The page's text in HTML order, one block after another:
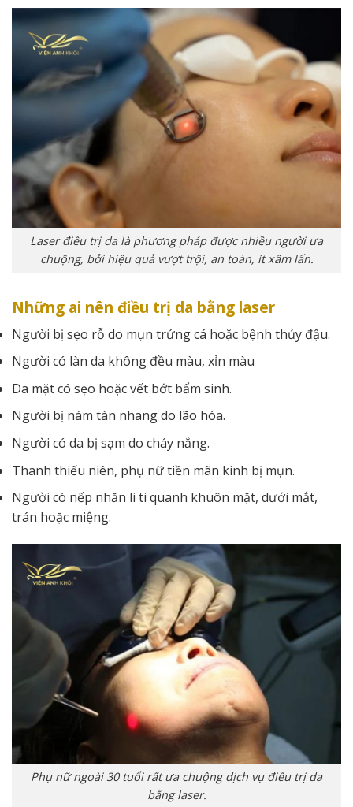
Laser điều trị da là phương pháp được nhiều người ưa
chuộng, bởi hiệu quả vượt trội, an toàn, ít xâm lấn.
Những ai nên điều trị da bằng laser
Người bị sẹo rỗ do mụn trứng cá hoặc bệnh thủy đậu.
Người có làn da không đều màu, xỉn màu
Da mặt có sẹo hoặc vết bớt bẩm sinh.
Người bị nám tàn nhang do lão hóa.
Người có da bị sạm do cháy nắng.
Thanh thiếu niên, phụ nữ tiền mãn kinh bị mụn.
Người có nếp nhăn li ti quanh khuôn mặt, dưới mắt,
trán hoặc miệng.
Phụ nữ ngoài 30 tuổi rất ưa chuộng dịch vụ điều trị da
bằng laser.